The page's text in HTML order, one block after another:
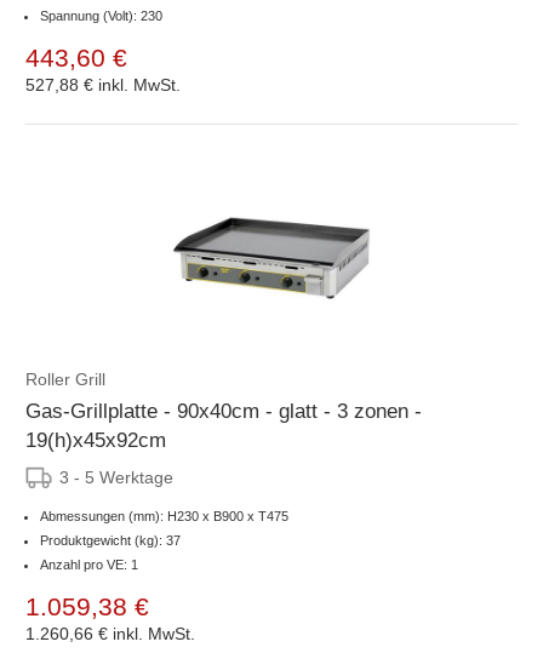
Spannung (Volt): 230
443,60 €
527,88 € inkl. MwSt.
Roller Grill
Gas-Grillplatte - 90x40cm - glatt - 3 zonen -
19(h)x45x92cm
3 - 5 Werktage
Abmessungen (mm): H230 x B900 x T475
Produktgewicht (kg): 37
Anzahl pro VE: 1
1.059,38 €
1.260,66 € inkl. MwSt.